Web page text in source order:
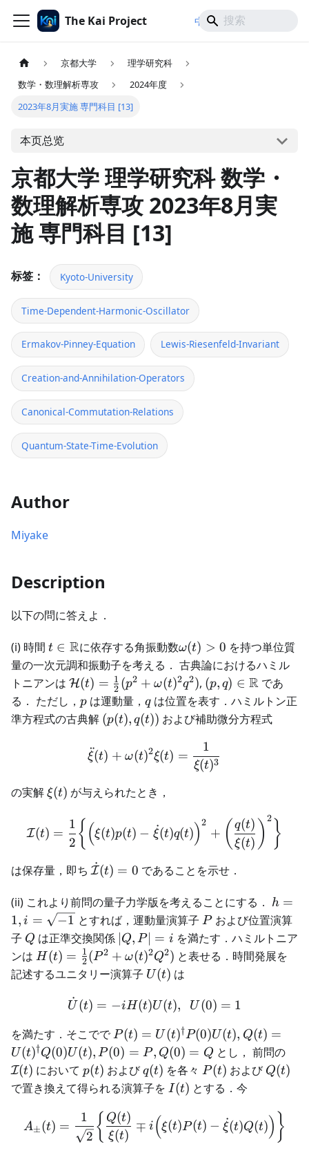
The Kai Project 中文/ 日本語
京都大学
理学研究科
数学・数理解析専攻
2024年度
2023年8月実施 専門科目 [13]
本页总览
京都大学 理学研究科 数学・
数理解析専攻 2023年8月実
施 専門科目 [13]
标签： Kyoto-University
Time-Dependent-Harmonic-Oscillator
Ermakov-Pinney-Equation Lewis-Riesenfeld-Invariant
Creation-and-Annihilation-Operators
Canonical-Commutation-Relations
Quantum-State-Time-Evolution
Author
Miyake
Description
以下の問に答えよ．
(i) 時間 t \in
\mathbb{R}
t ∈ Rに依存する角振動数\omega(t)>0
ω(t) > 0 を持つ単位質
量の一次元調和振動子を考える． 古典論におけるハミル
トニアンは \mathcal{H}
(t) =
\frac{1}{2}
(p^2 +
\omega(t)^2
q^2)
H(t) = 2
1 (p2 + ω(t)2q2), (p, q) \in
\mathbb{R}
(p, q) ∈ R であ
る． ただし， p
p は運動量， q
qは位置を表す．ハミルトン正
準方程式の古典解 (p(t),
(p(t), q(t)) および補助微分方程式
\ddot{\xi}(t) +
ξ
¨(t) + ω(t)2ξ(t) =
ξ(t)3
1
の実解\xi(t)
ξ(t) が与えられたとき，
\mathcal{I}(t) =
I(t) =
2
1 { (ξ(t)p(t) − ξ˙(t)q(t))2
+ ( ξ(t)
q(t) ) 2 }
は保存量，即ち\dot{\mathcal{I}}
I
˙(t) = 0 であることを示せ．
(ii) これより前問の量子力学版を考えることにする． h=1,
h =
1, i = −1 とすれば，運動量演算子 P
Pおよび位置演算
子 Q
Q は正準交換関係 |Q,
P|=i
∣Q, P∣ = i を満たす．ハミルトニア
ンは H(t) =
\frac{1}{2}
\omega(t)^2
H (t) = 2
1 (P2 + ω(t)2Q2) と表せる．時間発展を
記述するユニタリー演算子 U(t)
U(t) は
\dot{U}(t) = -i H(t) U(t),
U
˙ (t) = −iH(t)U(t), U (0) = 1
を満たす．そこでで P(t) =
U(t)^{\dagger}P(0)U(t),
Q(t) =
U(t)^{\dagger}Q(0)U(t),
P(0) =P, Q(0) = Q
P(t) = U (t)†P(0)U(t), Q(t) =
U(t)†Q(0)U(t), P(0) = P, Q(0) = Q とし， 前問の
(t)
I(t) においてp(t)
p(t) およびq(t)
q(t) を各々P(t)
P(t) およびQ(t)
Q(t)
で置き換えて得られる演算子を I(t)
I(t) とする．今
A_{\pm}(t) =
A±(t) =
2
1 { ξ(t)
Q(t)
∓ i (ξ(t)P(t) − ξ˙(t)Q(t)) }